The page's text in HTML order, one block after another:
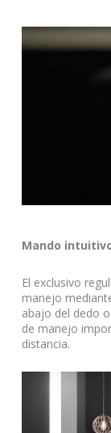
Mando
El exclusivo
manejo
abajo del dedo
de manejo
distancia.